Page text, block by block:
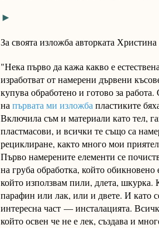
►
За своята изложба авторката
"Нека първо да кажа какво е
изработват от намерени дървени
купува обработено и готово за
напървата ми изложбапластиките
Включила съм и материали като тел,
пластмасови, и всички те също са
рециклиране, както много мои
Първо намерените елементи се
на груба обработка, който
който използвам пили, длета, шкурка.
парафин или лак, или и двете. И като
интересна част — инсталацията.
който освен че не е лек, създава и